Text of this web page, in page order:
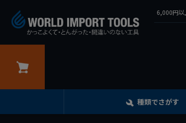
6,000円以
種類でさがす